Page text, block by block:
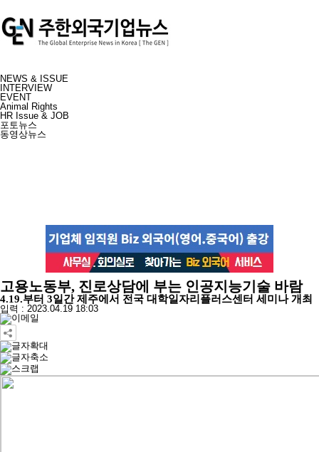
NEWS & ISSUE
INTERVIEW
EVENT
Animal Rights
HR Issue & JOB
포토뉴스
동영상뉴스
고용노동부, 진로상담에 부는 인공지능기술 바람
4.19.부터 3일간 제주에서 전국 대학일자리플러스센터 세미나 개최
입력 : 2023.04.19 18:03